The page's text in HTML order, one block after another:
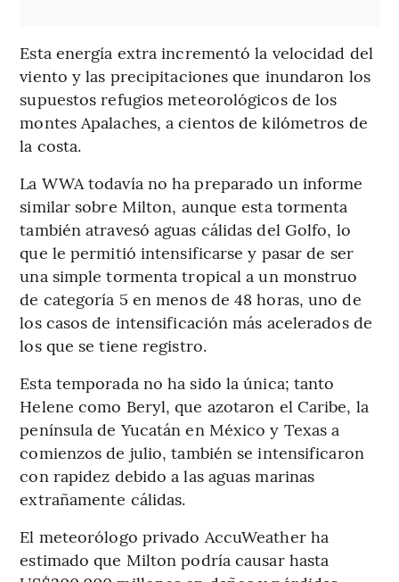
Esta energía extra incrementó la velocidad del
viento y las precipitaciones que inundaron los
supuestos refugios meteorológicos de los
montes Apalaches, a cientos de kilómetros de
la costa.
La WWA todavía no ha preparado un informe
similar sobre Milton, aunque esta tormenta
también atravesó aguas cálidas del Golfo, lo
que le permitió intensificarse y pasar de ser
una simple tormenta tropical a un monstruo
de categoría 5 en menos de 48 horas, uno de
los casos de intensificación más acelerados de
los que se tiene registro.
Esta temporada no ha sido la única; tanto
Helene como Beryl, que azotaron el Caribe, la
península de Yucatán en México y Texas a
comienzos de julio, también se intensificaron
con rapidez debido a las aguas marinas
extrañamente cálidas.
El meteorólogo privado AccuWeather ha
estimado que Milton podría causar hasta